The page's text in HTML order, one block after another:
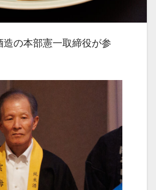
の本部憲一取締役が参